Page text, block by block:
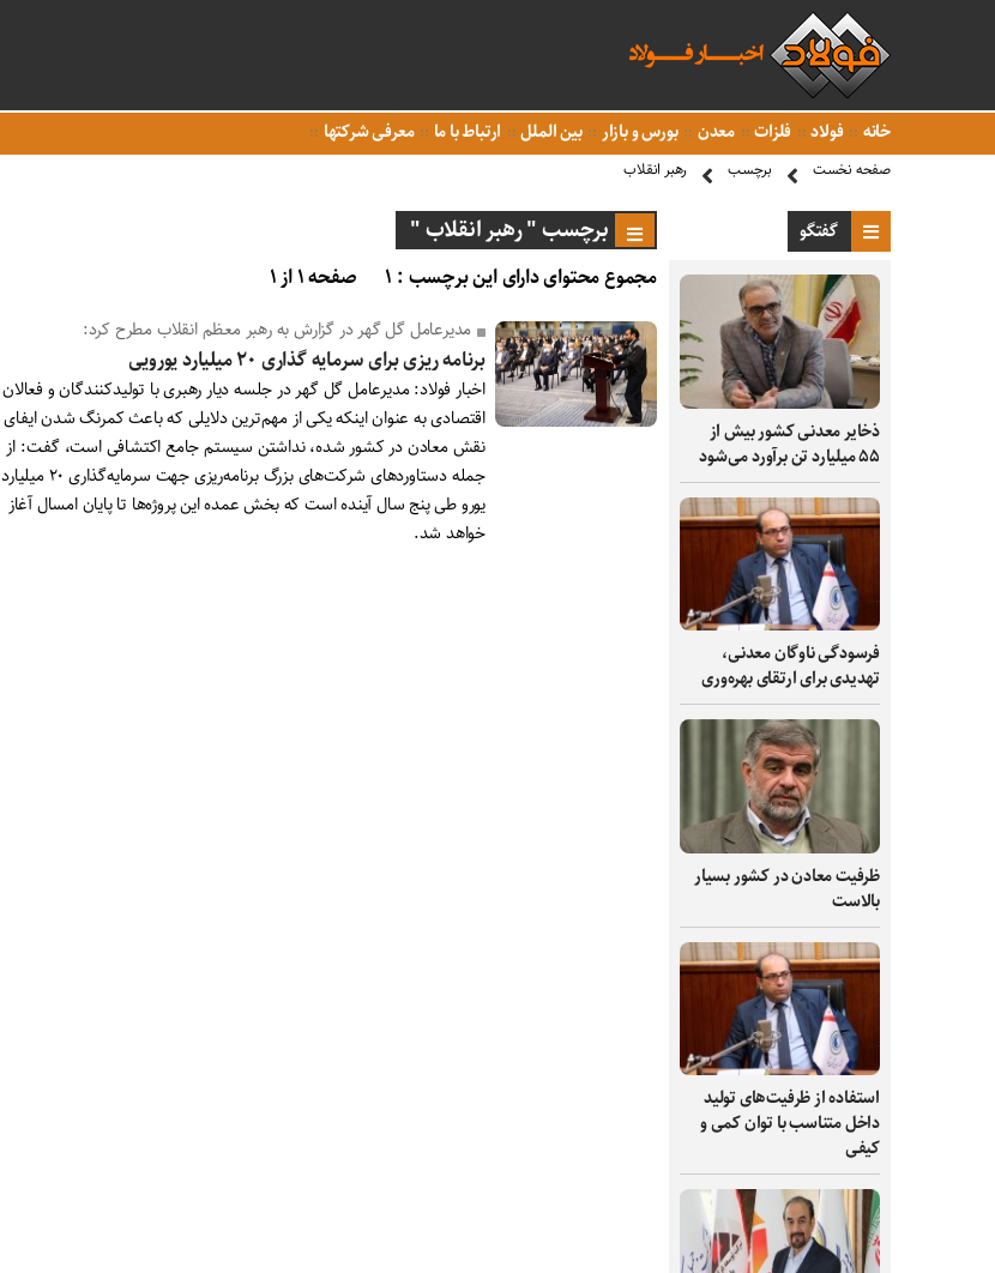
خانه فولاد فلزات معدن بورس و بازار بین الملل ارتباط با ما معرفی شرکتها
صفحه نخست برچسب رهبر انقلاب
گفتگو
ذخایر معدنی کشور بیش از
۵۵ میلیارد تن برآورد می‌شود
فرسودگی ناوگان معدنی،
تهدیدی برای ارتقای بهره‌وری
ظرفیت‌ معادن در کشور بسیار
بالاست
استفاده از ظرفیت‌های تولید
داخل متناسب با توان کمی و
کیفی
برچسب " رهبر انقلاب "
مجموع محتوای دارای این برچسب : ۱ صفحه ۱ از ۱
مدیرعامل گل گهر در گزارش به رهبر معظم انقلاب مطرح کرد:
برنامه ریزی برای سرمایه گذاری ۲۰ میلیارد یورویی
اخبار فولاد: مدیرعامل گل گهر در جلسه دیار رهبری با تولیدکنندگان و فعالان
اقتصادی به عنوان اینکه یکی از مهم‌ترین دلایلی که باعث کمرنگ شدن ایفای
نقش معادن در کشور شده، نداشتن سیستم جامع اکتشافی است، گفـت: از
جمله دستاوردهای شرکت‌های بزرگ برنامه‌ریزی جهت سرمایه‌گذاری ۲۰ میلیارد
یورو طی پنج سال آینده است‌ که بخش عمده این پروژه‌ها تا پایان امسال آغاز
خواهد شد.